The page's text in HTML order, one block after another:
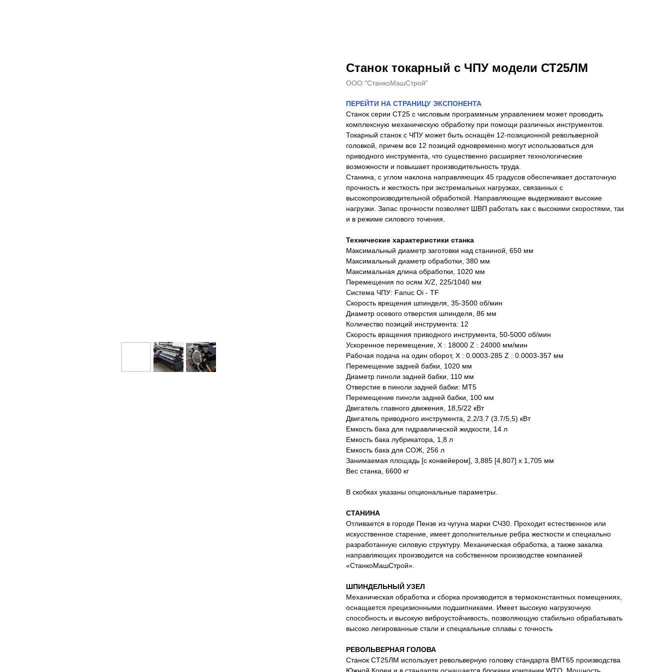
Станок токарный с ЧПУ модели СТ25ЛМ
ООО "СтанкоМашСтрой"
ПЕРЕЙТИ НА СТРАНИЦУ ЭКСПОНЕНТА
Станок серии СТ25 с числовым программным управлением может проводить
комплексную механическую обработку при помощи различных инструментов.
Токарный станок с ЧПУ может быть оснащён 12-позиционной револьверной
головкой, причем все 12 позиций одновременно могут использоваться для
приводного инструмента, что существенно расширяет технологические
возможности и повышает производительность труда.
Станина, с углом наклона направляющих 45 градусов обеспечивает достаточную
прочность и жесткость при экстремальных нагрузках, связанных с
высокопроизводительной обработкой. Направляющие выдерживают высокие
нагрузки. Запас прочности позволяет ШВП работать как с высокими скоростями, так
и в режиме силового точения.
Технические характеристики станка
Максимальный диаметр заготовки над станиной, 650 мм
Максимальный диаметр обработки, 380 мм
Максимальная длина обработки, 1020 мм
Перемещения по осям X/Z, 225/1040 мм
Система ЧПУ: Fanuc Oi - TF
Скорость врещения шпинделя, 35-3500 об/мин
Диаметр осевого отверстия шпинделя, 86 мм
Количество позиций инструмента: 12
Скорость вращения приводного инструмента, 50-5000 об/мин
Ускоренное перемещение, Х : 18000 Z : 24000 мм/мин
Рабочая подача на один оборот, Х : 0.0003-285 Z : 0.0003-357 мм
Перемещение задней бабки, 1020 мм
Диаметр пиноли задней бабки, 110 мм
Отверстие в пиноли задней бабки: МТ5
Перемещение пиноли задней бабки, 100 мм
Двигатель главного движения, 18,5/22 кВт
Двигатель приводного инструмента, 2.2/3.7 (3.7/5,5) кВт
Емкость бака для гидравлической жидкости, 14 л
Емкость бака лубрикатора, 1,8 л
Емкость бака для СОЖ, 256 л
Занимаемая площадь [с конвейером], 3,885 [4,807] x 1,705 мм
Вес станка, 6600 кг
В скобках указаны опциональные параметры.
СТАНИНА
Отливается в городе Пензе из чугуна марки СЧ30. Проходит естественное или
искусственное старение, имеет дополнительные ребра жесткости и специально
разработанную силовую структуру. Механическая обработка, а также закалка
направляющих производится на собственном производстве компанией
«СтанкоМашСтрой».
ШПИНДЕЛЬНЫЙ УЗЕЛ
Механическая обработка и сборка производится в термоконстантных помещениях,
оснащается прецизионными подшипниками. Имеет высокую нагрузочную
способность и высокую виброустойчивость, позволяющую стабильно обрабатывать
высоко легированные стали и специальные сплавы с точность
РЕВОЛЬВЕРНАЯ ГОЛОВА
Станок СТ25ЛМ использует револьверную головку стандарта ВМТ65 производства